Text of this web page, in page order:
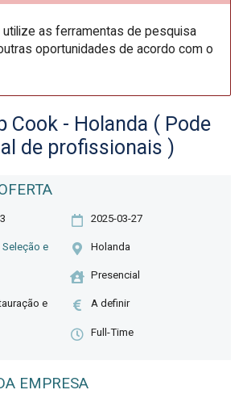
as ferramentas de pesquisa
oportunidades de acordo com o
Cook - Holanda ( Pode
de profissionais )
2025-03-27
Seleção e
Holanda
Presencial
e
A definir
Full-Time
EMPRESA